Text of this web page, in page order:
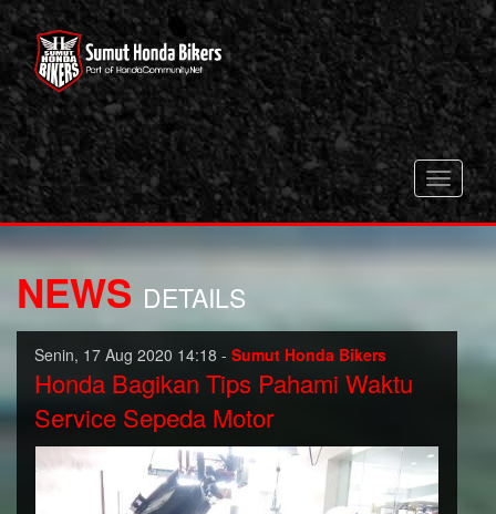
Toggle
NEWS DETAILS
Senin, 17 Aug 2020 14:18 - Sumut Honda Bikers
Honda Bagikan Tips Pahami Waktu
Service Sepeda Motor